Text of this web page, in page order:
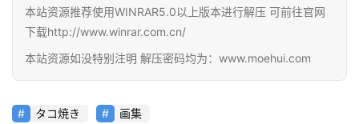
会
员
资
公
本站资源推荐使用WINRAR5.0以上版本进行解压 可前往官网
下载http://www.winrar.com.cn/
本站资源如没特别注明 解压密码均为：www.moehui.com
タコ焼き 画集